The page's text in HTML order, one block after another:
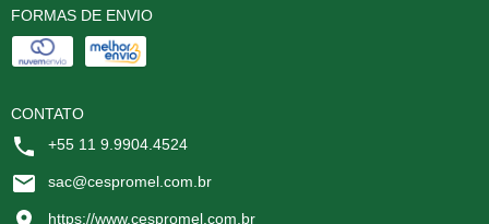
FORMAS DE ENVIO
CONTATO
+55 11 9.9904.4524
sac@cespromel.com.br
https://www.cespromel.com.br